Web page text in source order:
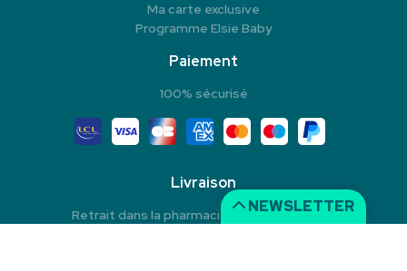
NEWSLETTER
Ma carte exclusive
Programme Elsie Baby
Paiement
100% sécurisé
Livraison
Retrait dans la pharmacie en Click & Collect